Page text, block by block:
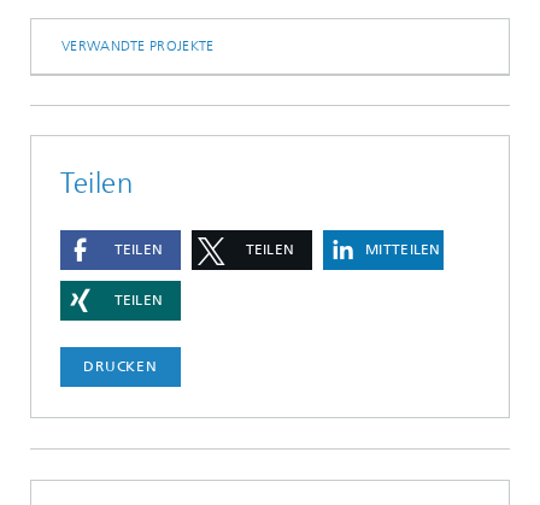
VERWANDTE PROJEKTE
Teilen
TEILEN TEILEN MITTEILEN
TEILEN
DRUCKEN